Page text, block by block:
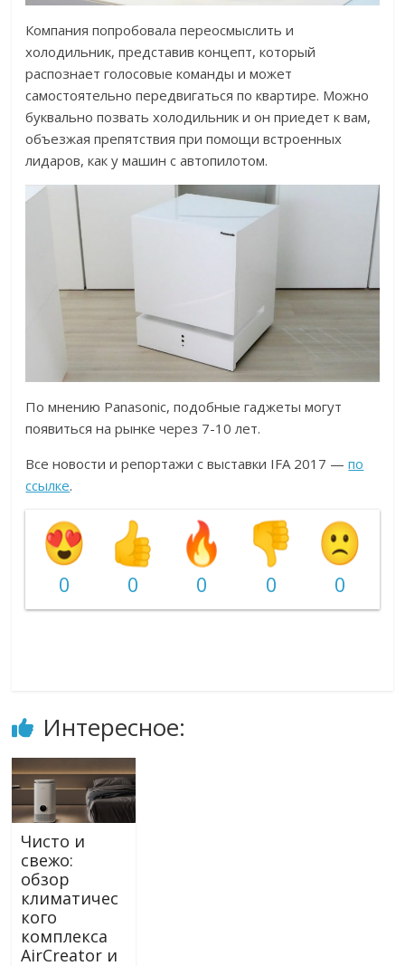
Компания попробовала переосмыслить и
холодильник, представив концепт, который
распознает голосовые команды и может
самостоятельно передвигаться по квартире. Можно
буквально позвать холодильник и он приедет к вам,
объезжая препятствия при помощи встроенных
лидаров, как у машин с автопилотом.
По мнению Panasonic, подобные гаджеты могут
появиться на рынке через 7-10 лет.
Все новости и репортажи с выставки IFA 2017 —по
ссылке.
0 0 0 0 0
Интересное:
Чисто и
свежо:
обзор
климатичес
кого
комплекса
AirCreator и